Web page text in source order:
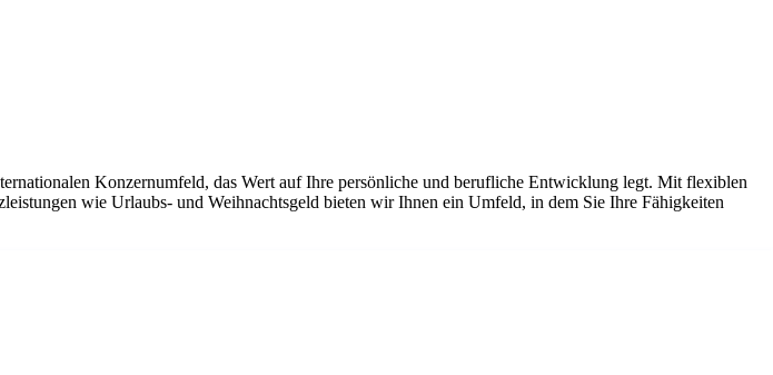
Konzernumfeld, das Wert auf Ihre persönliche und berufliche Entwicklung legt. Mit flexiblen
wie Urlaubs- und Weihnachtsgeld bieten wir Ihnen ein Umfeld, in dem Sie Ihre Fähigkeiten